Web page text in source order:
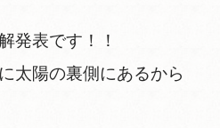
発表です！！
太陽の裏側にあるから